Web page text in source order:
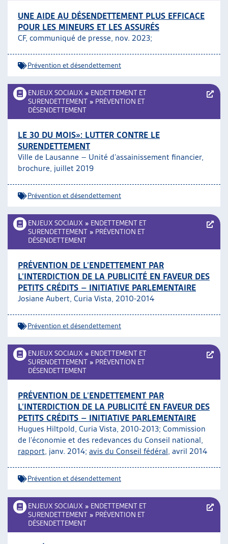
UNE AIDE AU DÉSENDETTEMENT PLUS EFFICACE
POUR LES MINEURS ET LES ASSURÉS
CF, communiqué de presse, nov. 2023;
Prévention et désendettement
ENJEUX SOCIAUX » ENDETTEMENT ET
SURENDETTEMENT » PRÉVENTION ET
DÉSENDETTEMENT
LE 30 DU MOIS»: LUTTER CONTRE LE
SURENDETTEMENT
Ville de Lausanne – Unité d’assainissement financier,
brochure, juillet 2019
Prévention et désendettement
ENJEUX SOCIAUX » ENDETTEMENT ET
SURENDETTEMENT » PRÉVENTION ET
DÉSENDETTEMENT
PRÉVENTION DE L’ENDETTEMENT PAR
L’INTERDICTION DE LA PUBLICITÉ EN FAVEUR DES
PETITS CRÉDITS – INITIATIVE PARLEMENTAIRE
Josiane Aubert, Curia Vista, 2010-2014
Prévention et désendettement
ENJEUX SOCIAUX » ENDETTEMENT ET
SURENDETTEMENT » PRÉVENTION ET
DÉSENDETTEMENT
PRÉVENTION DE L’ENDETTEMENT PAR
L’INTERDICTION DE LA PUBLICITÉ EN FAVEUR DES
PETITS CRÉDITS – INITIATIVE PARLEMENTAIRE
Hugues Hiltpold, Curia Vista, 2010-2013; Commission
de l’économie et des redevances du Conseil national,
rapport, janv. 2014; avis du Conseil fédéral, avril 2014
Prévention et désendettement
ENJEUX SOCIAUX » ENDETTEMENT ET
SURENDETTEMENT » PRÉVENTION ET
DÉSENDETTEMENT